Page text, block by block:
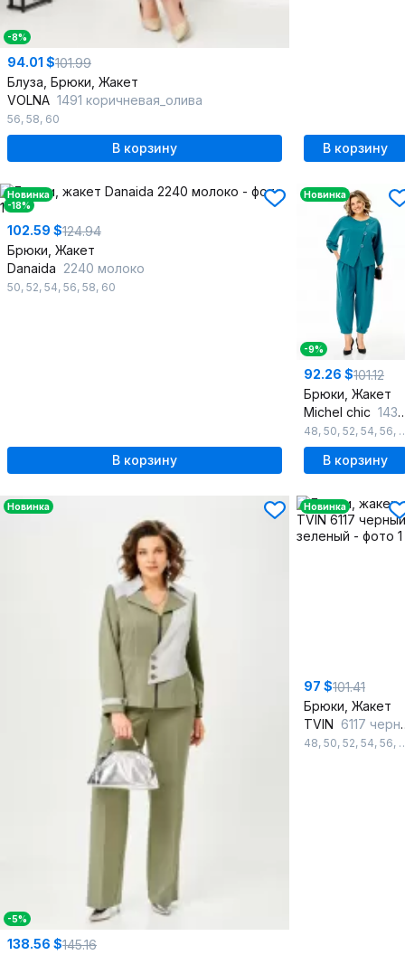
-8%
94.01 $101.99
Блуза, Брюки, Жакет
VOLNA 1491 коричневая_олива
56, 58, 60
В корзину В корзину
Новинка
-18%
102.59 $124.94
Брюки, Жакет
Danaida 2240 молоко
50, 52, 54, 56, 58, 60
В корзину
Новинка
-9%
92.26 $101.12
Брюки, Жакет
Michel chic 1436/1 бирюза
48, 50, 52, 54, 56,
В корзину
Новинка
-5%
138.56 $145.16
Новинка
97 $101.41
Брюки, Жакет
TVIN 6117 черный-зеленый
48, 50, 52, 54, 56,